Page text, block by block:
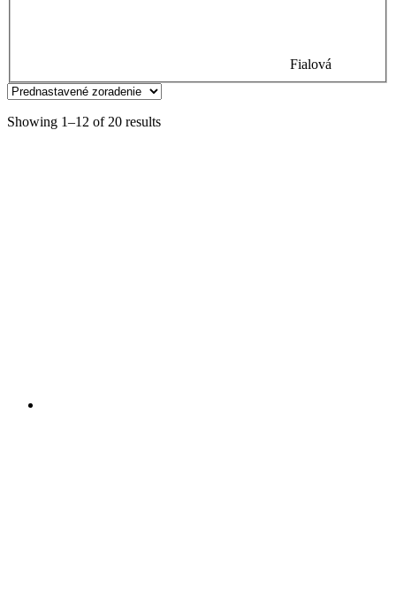
Fialová
Showing 1–12 of 20 results